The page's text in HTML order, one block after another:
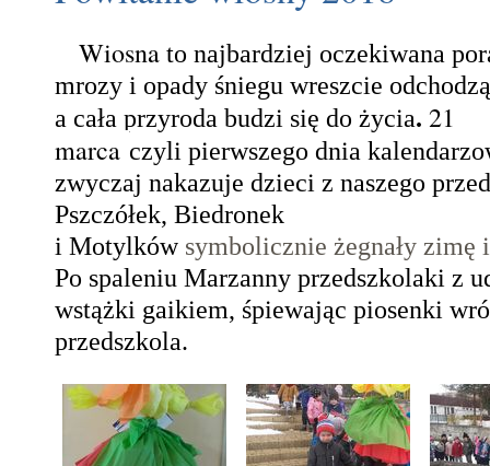
Wiosna to najbardziej oczekiwana
mrozy i opady śniegu wreszcie
a cała przyroda budzi się do życia. 21
marca czyli pierwszego dnia
zwyczaj nakazuje dzieci z naszego
Pszczółek, Biedronek
i Motylków symbolicznie żegnały zimę
Po spaleniu Marzanny przedszkolaki z
wstążki gaikiem, śpiewając piosenki
przedszkola.